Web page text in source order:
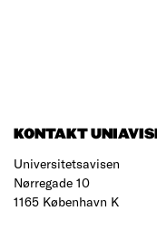
KONTAKT
Universitetsavisen
Nørregade 10
1165 København K